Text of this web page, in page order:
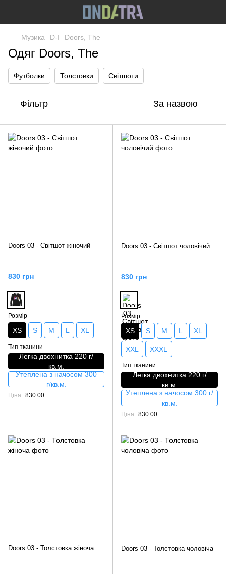
Музика D-I Doors, The
Одяг Doors, The
Футболки Толстовки Світшоти
Фільтр За назвою
Doors 03 - Світшот жіночий
830 грн
Розмір
XS S M L XL
Тип тканини
Легка двохнитка 220 г/
кв.м.
Утеплена з начосом 300
г/кв.м.
Ціна 830.00
Doors 03 - Світшот чоловічий
830 грн
Розмір
XS S M L XL
XXL XXXL
Тип тканини
Легка двохнитка 220 г/
кв.м.
Утеплена з начосом 300 г/
кв.м.
Ціна 830.00
Doors 03 - Толстовка жіноча Doors 03 - Толстовка чоловіча